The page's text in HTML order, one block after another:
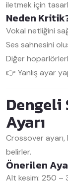
iletmek için
Neden
Vokal netliğini
Ses sahnesini
Diğer
👉 Yanlış ayar
Dengeli
Ayarı
Crossover ayarı,
belirler.
Önerilen
Alt kesim: 250 –